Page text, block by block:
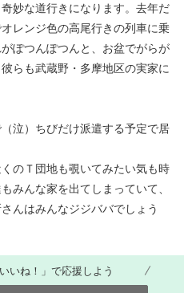
妙な道行きになります。去年だ
レンジ色の高尾行きの列車に乗
ぽつんぽつんと、お盆でがらが
らも武蔵野・多摩地区の実家に
泣）ちびだけ派遣する予定で居
のＴ団地も覗いてみたい気も時
みんな家を出てしまっていて、
んはみんなジジババでしょう
いね！」で応援しよう